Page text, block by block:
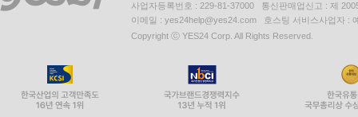
사업자등록번호 : 229-81-37000 통신판매업신고 : 제
이메일 : yes24help@yes24.com 호스팅 서비스사업자 :
Copyright ⓒ YES24 Corp. All Rights Reserved.